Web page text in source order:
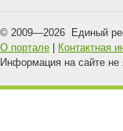
© 2009—2026 Единый
О портале
Контактная
Информация на сайте не